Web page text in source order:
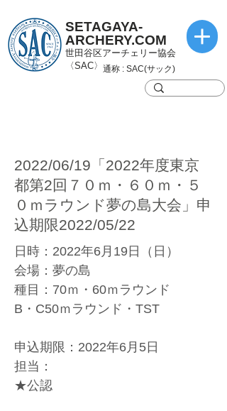
SETAGAYA-
ARCHERY.COM
世田谷区アーチェリー協会
〈SAC〉 通称 : SAC(サック)
2022/06/19「2022年度東京
都第2回７０ｍ・６０ｍ・５
０ｍラウンド夢の島大会」申
込期限2022/05/22
日時：2022年6月19日（日）
会場：夢の島
種目：70ｍ・60ｍラウンド
B・C50ｍラウンド・TST
申込期限：2022年6月5日
担当：
★公認